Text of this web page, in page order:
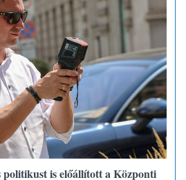
is előállított a Központi